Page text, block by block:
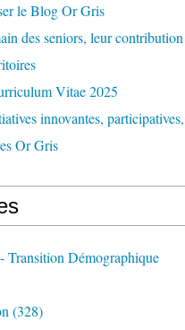
le Blog Or Gris
des seniors, leur contribution
Vitae 2025
innovantes, participatives,
Or Gris
Transition Démographique
(328)